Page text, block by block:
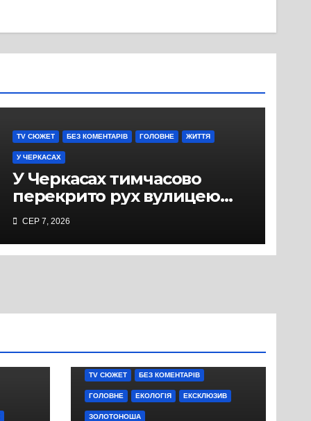
TV СЮЖЕТ БЕЗ КОМЕНТАРІВ ГОЛОВНЕ ЖИТТЯ
У ЧЕРКАСАХ
У Черкасах тимчасово
перекрито рух вулицею
Хрещатик на перехресті з
Грушевського через
ремонт тепломережі
СЕР 7, 2026
TV СЮЖЕТ БЕЗ КОМЕНТАРІВ
ГОЛОВНЕ ЕКОЛОГІЯ ЕКСКЛЮЗИВ
ЗОЛОТОНОША